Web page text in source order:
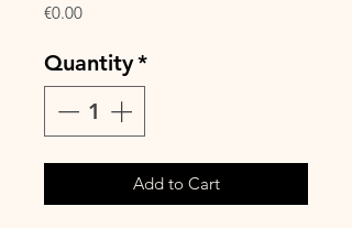
€0.00Price
Quantity*
Add to Cart